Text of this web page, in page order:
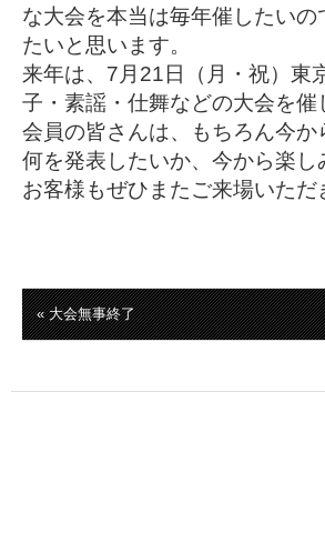
な大会を本当は毎年催したい
たいと思います。
来年は、7月21日（月・祝）東
子・素謡・仕舞などの大会を催
会員の皆さんは、もちろん今
何を発表したいか、今から楽
お客様もぜひまたご来場いた
« 大会無事終了